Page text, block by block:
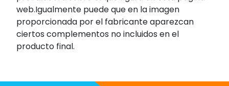
web.Igualmente puede que en la imagen
proporcionada por el fabricante aparezcan
ciertos complementos no incluidos en el
producto final.